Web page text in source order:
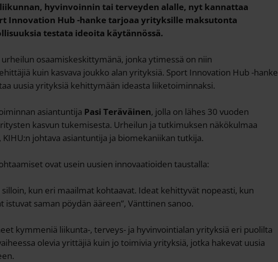
hyvinvoinnin tai terveyden alalle, nyt kannattaa
Innovation Hub -hanke tarjoaa yrityksille maksutonta
testata ideoita käytännössä.
osaamiskeskittymänä, jonka ytimessä on niin
kuin kasvava joukko alan yrityksiä. Sport Innovation Hub -hanke
uusia yrityksiä kehittymään ideasta liiketoiminnaksi.
asiantuntija Pasi Teräväinen, jolla on lähes 30 vuoden
kasvun tukemisesta. Urheilun ja tutkimuksen näkökulmaa
, KIHU:n johtava asiantuntija ja biomekaniikan tutkija.
ovat usein uusien innovaatioiden taustalla:
kun eri maailmat kohtaavat. Ideat kehittyvät nopeasti, kun
saman pöydän ääreen”, Vänttinen sanoo.
kymmeniä liikunta-, terveys- ja hyvinvointialan yrityksiä eri puolilta
olevia yrittäjiä kuin jo toimivia yrityksiä, jotka hakevat uusia